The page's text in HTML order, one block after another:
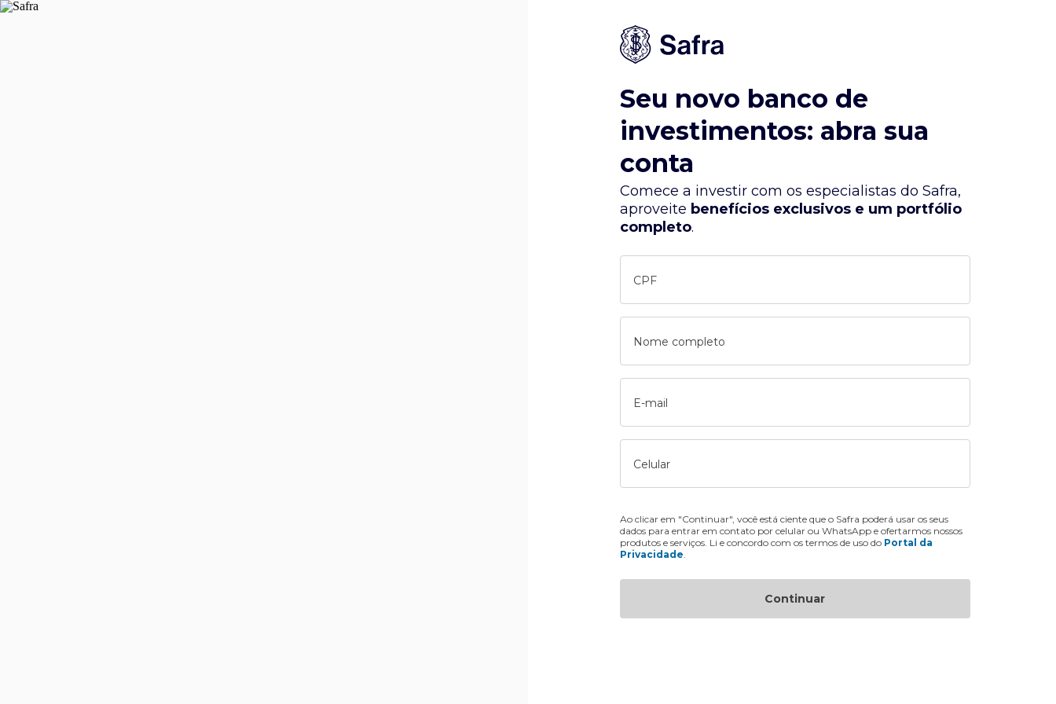
Seu novo banco de
investimentos: abra sua
conta
Comece a investir com os especialistas do Safra,
aproveite benefícios exclusivos e um portfólio
completo.
CPF
Nome completo
E-mail
Celular
Ao clicar em "Continuar", você está ciente que o Safra poderá usar os seus
dados para entrar em contato por celular ou WhatsApp e ofertarmos nossos
produtos e serviços. Li e concordo com os termos de uso do Portal da
Privacidade
Continuar